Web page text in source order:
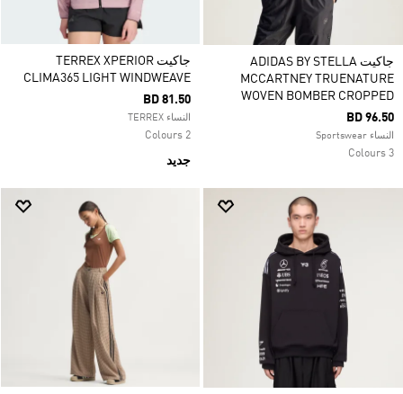
جاكيت ADIDAS BY STELLA
MCCARTNEY TRUENATURE
WOVEN BOMBER CROPPED
BD 96.50
النساء Sportswear
3 Colours
جاكيت TERREX XPERIOR
CLIMA365 LIGHT WINDWEAVE
BD 81.50
النساء TERREX
2 Colours
جديد